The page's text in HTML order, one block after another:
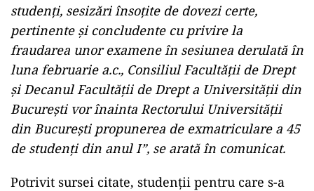
studenţi, sesizări însoţite de dovezi certe,
pertinente şi concludente cu privire la
fraudarea unor examene în sesiunea derulată în
luna februarie a.c., Consiliul Facultăţii de Drept
şi Decanul Facultăţii de Drept a Universităţii din
Bucureşti vor înainta Rectorului Universităţii
din Bucureşti propunerea de exmatriculare a 45
de studenţi din anul I”, se arată în comunicat.
Potrivit sursei citate, studenţii pentru care s-a